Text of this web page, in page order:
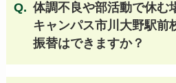
都立東高等学
【東京 私立
体調不良や部活動で休む
キャンパス市川大野駅前
振替はできますか？